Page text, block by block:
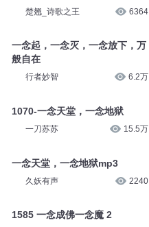
楚翘_诗歌之王 6364
一念起，一念灭，一念放下，万
般自在
行者妙智 6.2万
1070-一念天堂，一念地狱
一刀苏苏 15.5万
一念天堂，一念地狱mp3
久妖有声 2240
1585 一念成佛一念魔 2